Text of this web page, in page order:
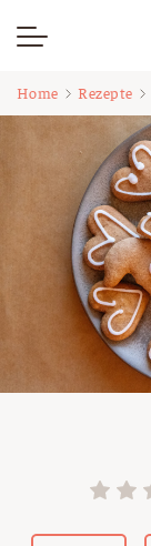
Home Rezepte